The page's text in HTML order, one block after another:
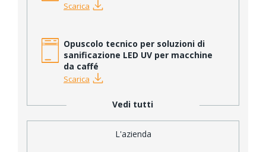
Vedi tutti
Scarica
Opuscolo tecnico per soluzioni di
sanificazione LED UV per macchine
da caffé
Scarica
L'azienda